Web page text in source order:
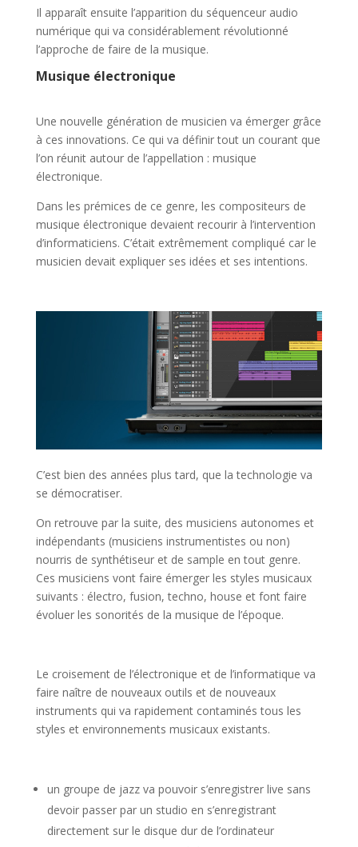
Il apparaît ensuite l’apparition du séquenceur audio
numérique qui va considérablement révolutionné
l’approche de faire de la musique.
Musique électronique
Une nouvelle génération de musicien va émerger grâce
à ces innovations. Ce qui va définir tout un courant que
l’on réunit autour de l’appellation : musique
électronique.
Dans les prémices de ce genre, les compositeurs de
musique électronique devaient recourir à l’intervention
d’informaticiens. C’était extrêmement compliqué car le
musicien devait expliquer ses idées et ses intentions.
C’est bien des années plus tard, que la technologie va
se démocratiser.
On retrouve par la suite, des musiciens autonomes et
indépendants (musiciens instrumentistes ou non)
nourris de synthétiseur et de sample en tout genre.
Ces musiciens vont faire émerger les styles musicaux
suivants : électro, fusion, techno, house et font faire
évoluer les sonorités de la musique de l’époque.
Le croisement de l’électronique et de l’informatique va
faire naître de nouveaux outils et de nouveaux
instruments qui va rapidement contaminés tous les
styles et environnements musicaux existants.
un groupe de jazz va pouvoir s’enregistrer live sans
devoir passer par un studio en s’enregistrant
directement sur le disque dur de l’ordinateur